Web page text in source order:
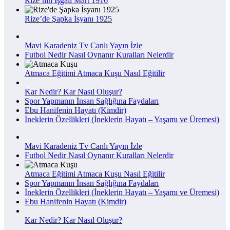
Rize’de Şapka İsyanı 1925
Mavi Karadeniz Tv Canlı Yayın İzle
Futbol Nedir Nasıl Oynanır Kuralları Nelerdir
Atmaca Eğitimi Atmaca Kuşu Nasıl Eğitilir
Kar Nedir? Kar Nasıl Oluşur?
Spor Yapmanın İnsan Sağlığına Faydaları
Ebu Hanifenin Hayatı (Kimdir)
İneklerin Özellikleri (İneklerin Hayatı – Yaşamı ve Üremesi)
Mavi Karadeniz Tv Canlı Yayın İzle
Futbol Nedir Nasıl Oynanır Kuralları Nelerdir
Atmaca Eğitimi Atmaca Kuşu Nasıl Eğitilir
Spor Yapmanın İnsan Sağlığına Faydaları
İneklerin Özellikleri (İneklerin Hayatı – Yaşamı ve Üremesi)
Ebu Hanifenin Hayatı (Kimdir)
Kar Nedir? Kar Nasıl Oluşur?